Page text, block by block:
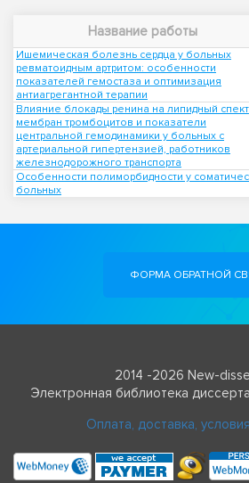
Название работы
Ишемическая болезнь сердца у больных
ревматоидным артритом: особенности
показателей гемостаза и оптимизация
антиагрегантной терапии
Влияние блокады ренина на липидный
мембран тромбоцитов и показатели
центральной гемодинамики у больных с
артериальной гипертензией, работников
железнодорожного транспорта
Особенности полиморбидности у
больных
ФОРМА ОБРАТНОЙ
2014 -2026 New-
Электронная библиотека
Оплата, доставка,